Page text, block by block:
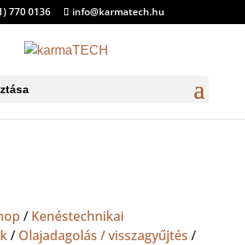
770 0136 info@karmatech.hu
/ Kenéstechnikai
/ Olajadagolás / visszagyűjtés /